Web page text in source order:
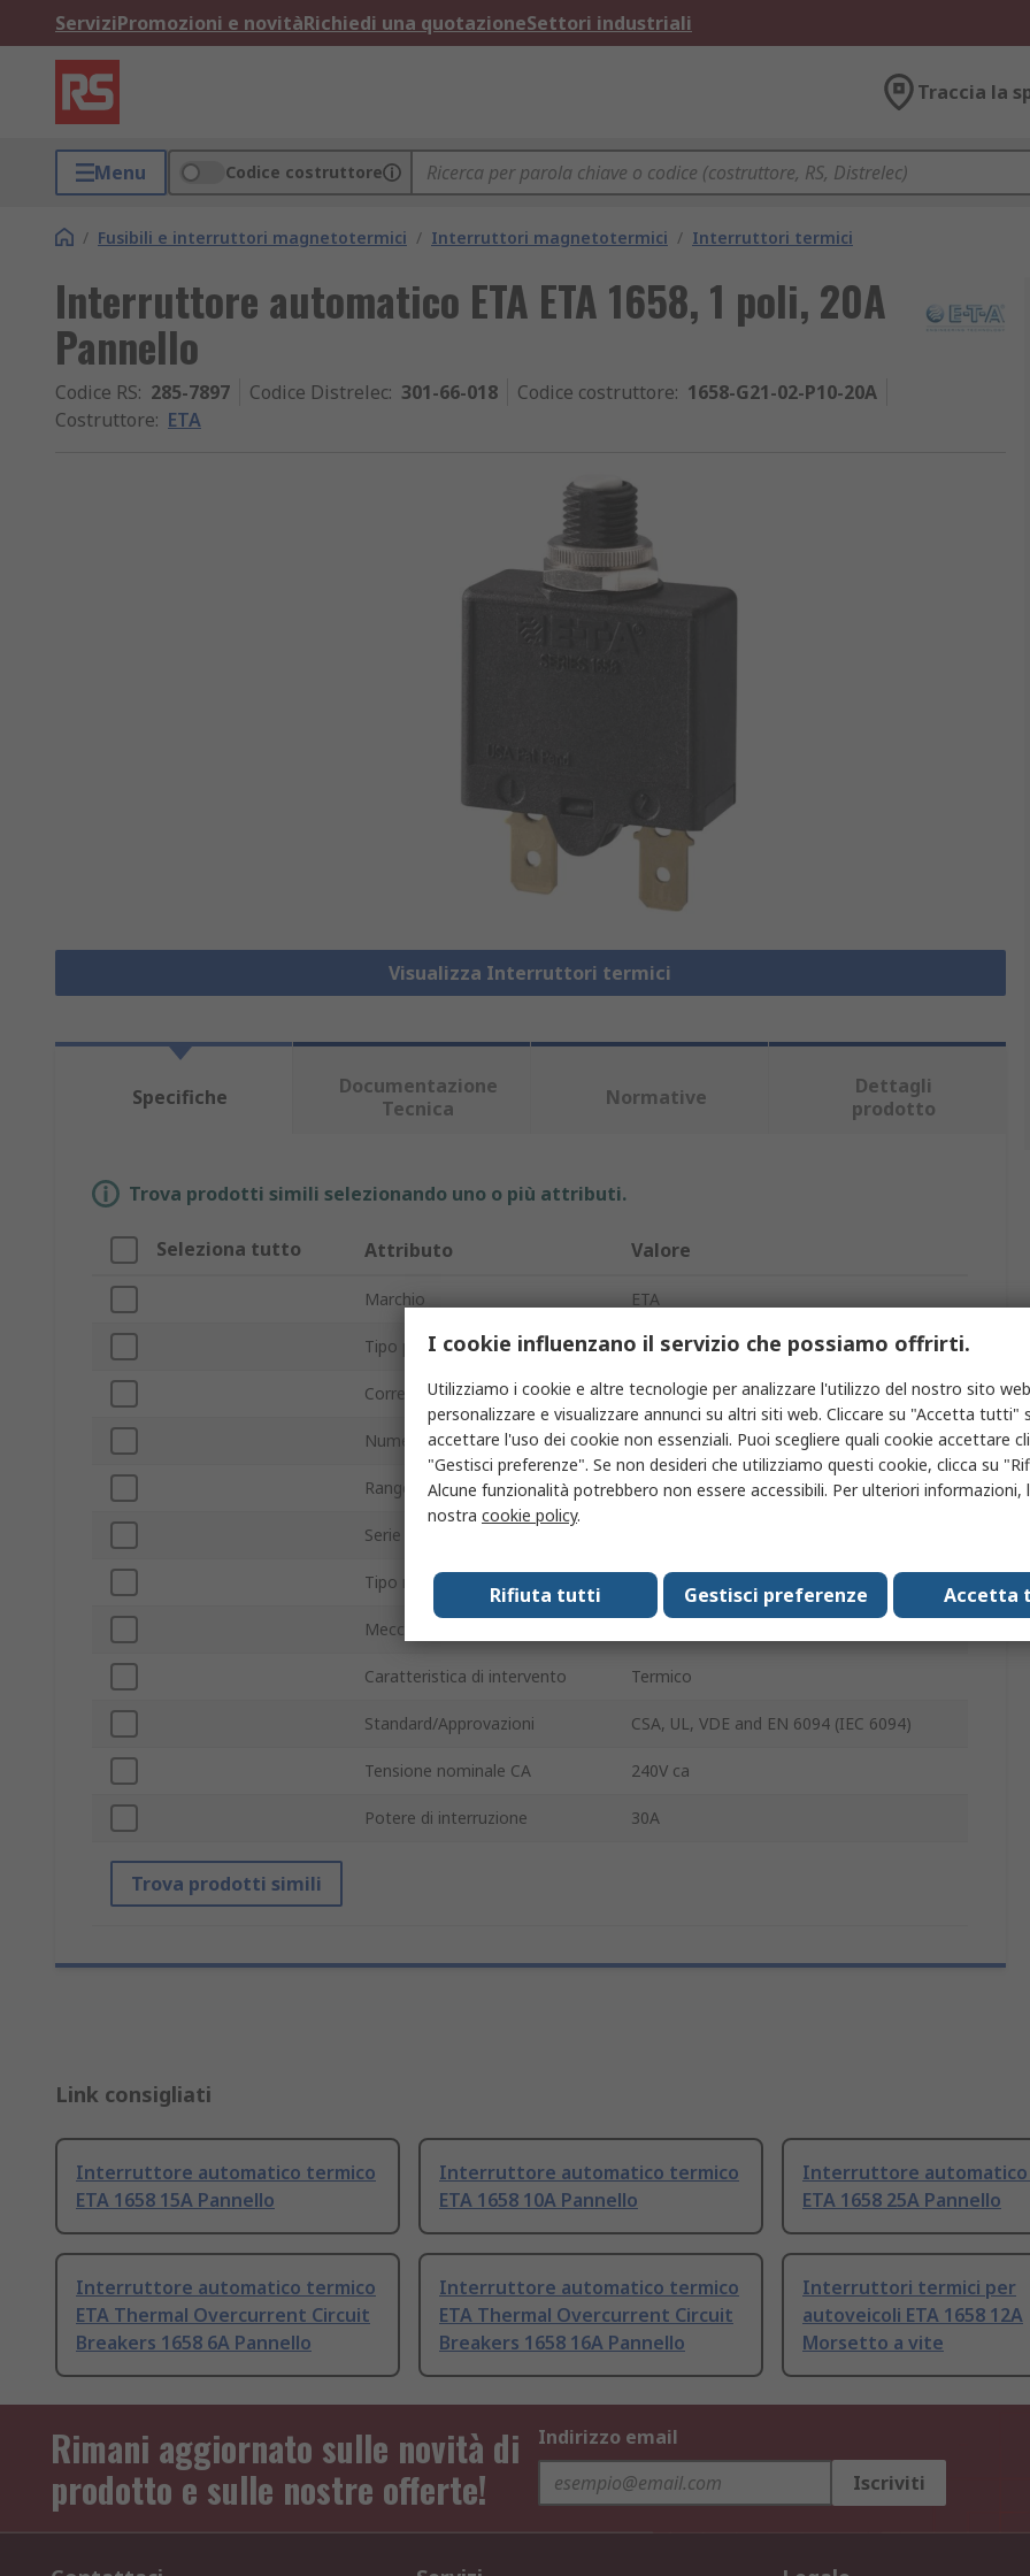
ServiziPromozioni e novitàRichiedi una quotazioneSettori industriali
Traccia la
Menu Codice costruttore
/ Fusibili e interruttori magnetotermici / Interruttori magnetotermici / Interruttori termici
Interruttore automatico ETA ETA 1658, 1 poli, 20A
Pannello
Codice RS: 285-7897 Codice Distrelec: 301-66-018 Codice costruttore: 1658-G21-02-P10-20A
Costruttore: ETA
Visualizza Interruttori termici
Specifiche
Documentazione
Tecnica
Normative
Dettagli
prodotto
Trova prodotti simili selezionando uno o più attributi.
Seleziona tutto Attributo Valore
Marchio ETA
Tipo prodotto Interruttore automatico
Corrente nominale 20A
Numero di poli 1
Range ETA
Serie
Tipo montaggio Pannello
Meccanismo d'intervento
Caratteristica di intervento Termico
Standard/Approvazioni CSA, UL, VDE and EN 6094 (IEC 6094)
Tensione nominale CA 240V ca
Potere di interruzione 30A
Trova prodotti simili
Link consigliati
Interruttore automatico termico
ETA 1658 15A Pannello
Interruttore automatico termico
ETA 1658 10A Pannello
Interruttore
ETA 1658 25A Pannello
Interruttore automatico termico
ETA Thermal Overcurrent Circuit
Breakers 1658 6A Pannello
Interruttore automatico termico
ETA Thermal Overcurrent Circuit
Breakers 1658 16A Pannello
Interruttori termici per
autoveicoli ETA 1658 12A
Morsetto a vite
Rimani aggiornato sulle novità di
prodotto e sulle nostre offerte!
Indirizzo email
Iscriviti
I cookie influenzano il servizio che possiamo offrirti.
Utilizziamo i cookie e altre tecnologie per analizzare l'utilizzo del nostro sito
personalizzare e visualizzare annunci su altri siti web. Cliccare su "Accetta tutti"
accettare l'uso dei cookie non essenziali. Puoi scegliere quali cookie accettare
"Gestisci preferenze". Se non desideri che utilizziamo questi cookie, clicca su
Alcune funzionalità potrebbero non essere accessibili. Per ulteriori informazioni,
nostra cookie policy.
Accetta
Gestisci preferenze
Rifiuta tutti